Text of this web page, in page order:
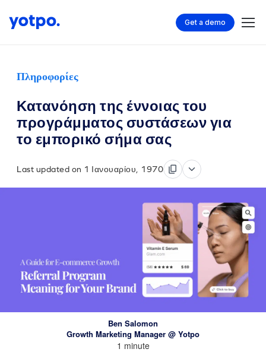
Get a demo
Πληροφορίες
Κατανόηση της έννοιας του
προγράμματος συστάσεων για
το εμπορικό σήμα σας
Last updated on 1 Ιανουαρίου, 1970
Ben Salomon
Growth Marketing Manager @ Yotpo
1 minute